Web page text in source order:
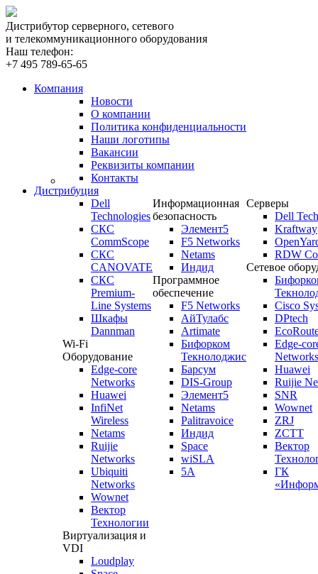
Дистрибутор серверного, сетевого
и телекоммуникационного оборудования
Наш телефон:
+7 495 789-65-65
Компания
Новости
О компании
Политика конфиденциальности
Наши логотипы
Вакансии
Реквизиты компании
Контакты
Дистрибуция
Dell
Technologies
СКС
CommScope
СКС
CANOVATE
СКС
Premium-
Line Systems
Шкафы
Dannman
Wi-Fi
Оборудование
Edge-core
Networks
Huawei
InfiNet
Wireless
Netams
Ruijie
Networks
Ubiquiti
Networks
Wownet
Вектор
Технологии
Виртуализация и
VDI
Loudplay
Информационная
безопасность
Элемент5
F5 Networks
Netams
Индид
Программное
обеспечение
F5 Networks
АйТулабс
Artimate
Бифорком
Текнолоджис
Барсум
DIS-Group
Элемент5
Netams
Palitravoice
Индид
Space
wiSLA
5A
Серверы
Dell
Kraftway
RDW
Сетевое
Cisco
DPtech
Edge-
Networks
Huawei
Ruijie
SNR
Wownet
ZRJ
ZCTT
Вектор
ГК